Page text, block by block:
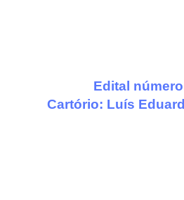
Edital
Cartório: Luís